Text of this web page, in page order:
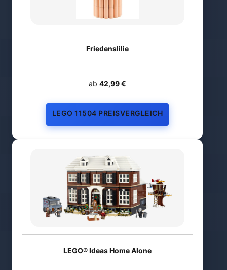
Friedenslilie
ab 42,99 €
LEGO 11504 PREISVERGLEICH
LEGO® Ideas Home Alone